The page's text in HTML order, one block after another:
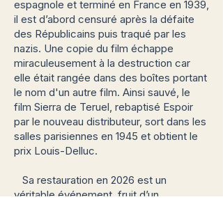
espagnole et terminé en France en 1939,
il est d’abord censuré après la défaite
des Républicains puis traqué par les
nazis. Une copie du film échappe
miraculeusement à la destruction car
elle était rangée dans des boîtes portant
le nom d'un autre film. Ainsi sauvé, le
film Sierra de Teruel, rebaptisé Espoir
par le nouveau distributeur, sort dans les
salles parisiennes en 1945 et obtient le
prix Louis-Delluc.
Sa restauration en 2026 est un
véritable événement, fruit d’un